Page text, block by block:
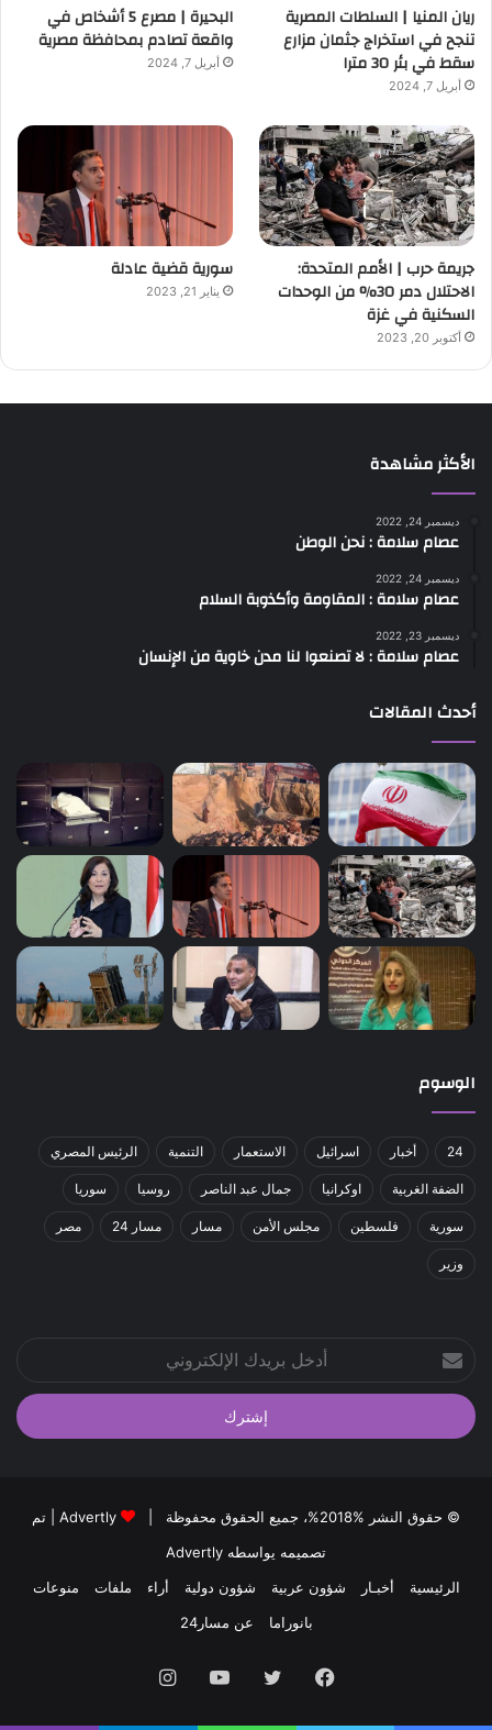
ريان المنيا | السلطات المصرية
تنجح في استخراج جثمان مزارع
سقط في بئر 30 مترا
أبريل 7, 2024
البحيرة | مصرع 5 أشخاص في
واقعة تصادم بمحافظة مصرية
أبريل 7, 2024
جريمة حرب | الأمم المتحدة:
الاحتلال دمر 30% من الوحدات
السكنية في غزة
أكتوبر 20, 2023
سورية قضية عادلة
يناير 21, 2023
الأكثر مشاهدة
ديسمبر 24, 2022
عصام سلامة : نحن الوطن
ديسمبر 24, 2022
عصام سلامة : المقاومة وأكذوبة السلام
ديسمبر 23, 2022
عصام سلامة : لا تصنعوا لنا مدن خاوية من الإنسان
أحدث المقالات
الوسوم
24 أخبار اسرائيل الاستعمار التنمية الرئيس المصري
الضفة الغربية اوكرانيا جمال عبد الناصر روسيا سوريا
سورية فلسطين مجلس الأمن مسار مسار 24 مصر
وزير
بريدك
الإلكتروني
© حقوق النشر %2018%، جميع الحقوق محفوظة | Advertly | تم
تصميمه يواسطه Advertly
الرئيسية
أخبـار شؤون عربية شؤون دولية أراء ملفات
منوعات
بانوراما
عن مسار24
فيسبوك تويتر يوتيوب